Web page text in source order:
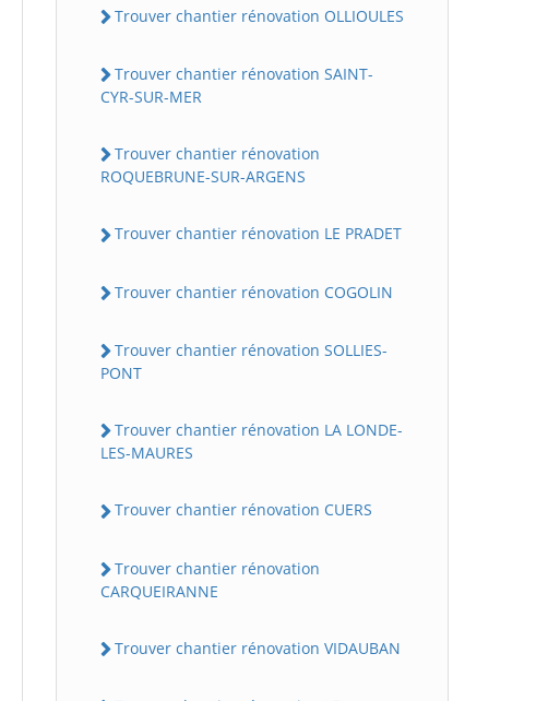
Trouver chantier rénovation OLLIOULES
Trouver chantier rénovation SAINT-
CYR-SUR-MER
Trouver chantier rénovation
ROQUEBRUNE-SUR-ARGENS
Trouver chantier rénovation LE PRADET
Trouver chantier rénovation COGOLIN
Trouver chantier rénovation SOLLIES-
PONT
Trouver chantier rénovation LA LONDE-
LES-MAURES
Trouver chantier rénovation CUERS
Trouver chantier rénovation
CARQUEIRANNE
Trouver chantier rénovation VIDAUBAN